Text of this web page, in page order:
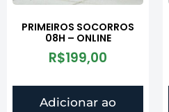
PRIMEIROS SOCORROS
08H – ONLINE
R$199,00
Adicionar ao